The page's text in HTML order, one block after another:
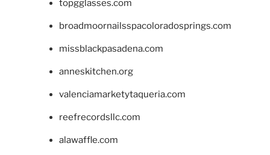
topgglasses.com
broadmoornailsspacoloradosprings.com
missblackpasadena.com
anneskitchen.org
valenciamarketytaqueria.com
reefrecordsllc.com
alawaffle.com